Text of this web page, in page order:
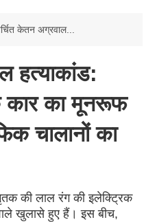
केतन अग्रवाल...
हत्याकांड:
कार का मूनरूफ
चालानों का
की लाल रंग की इलेक्ट्रिक
खुलासे हुए हैं। इस बीच,